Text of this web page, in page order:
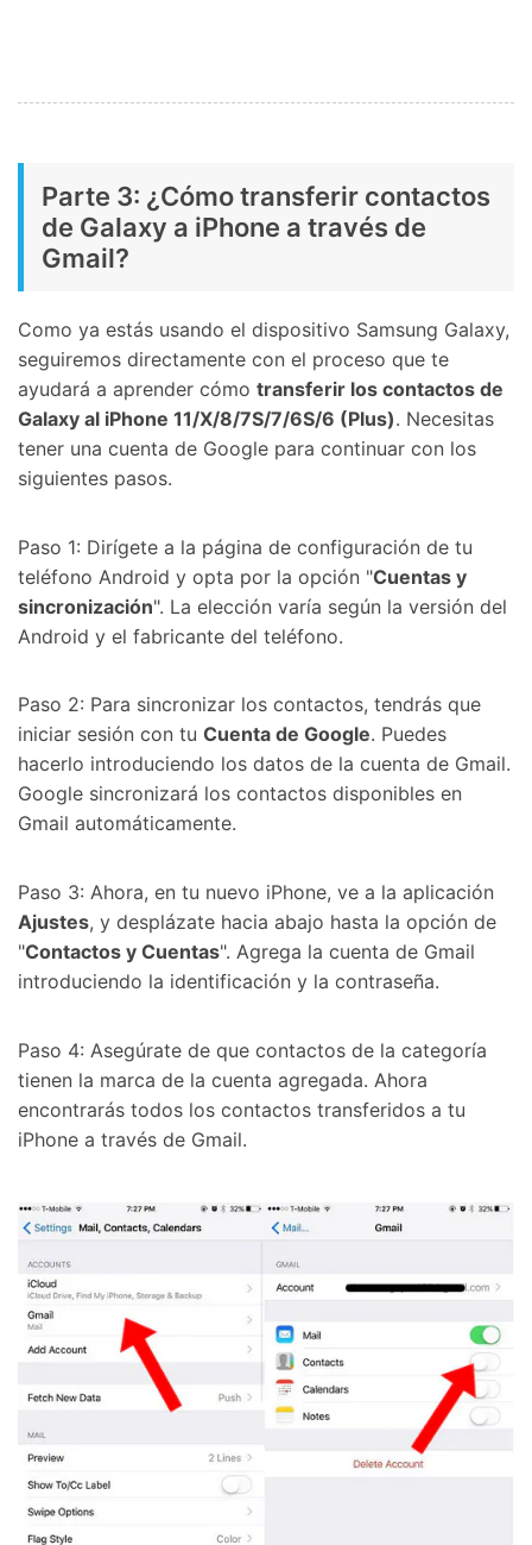
Parte 3: ¿Cómo transferir contactos
de Galaxy a iPhone a través de
Gmail?
Como ya estás usando el dispositivo Samsung Galaxy,
seguiremos directamente con el proceso que te
ayudará a aprender cómo transferir los contactos de
Galaxy al iPhone 11/X/8/7S/7/6S/6 (Plus). Necesitas
tener una cuenta de Google para continuar con los
siguientes pasos.
Paso 1: Dirígete a la página de configuración de tu
teléfono Android y opta por la opción "Cuentas y
sincronización". La elección varía según la versión del
Android y el fabricante del teléfono.
Paso 2: Para sincronizar los contactos, tendrás que
iniciar sesión con tu Cuenta de Google. Puedes
hacerlo introduciendo los datos de la cuenta de Gmail.
Google sincronizará los contactos disponibles en
Gmail automáticamente.
Paso 3: Ahora, en tu nuevo iPhone, ve a la aplicación
Ajustes, y desplázate hacia abajo hasta la opción de
"Contactos y Cuentas". Agrega la cuenta de Gmail
introduciendo la identificación y la contraseña.
Paso 4: Asegúrate de que contactos de la categoría
tienen la marca de la cuenta agregada. Ahora
encontrarás todos los contactos transferidos a tu
iPhone a través de Gmail.